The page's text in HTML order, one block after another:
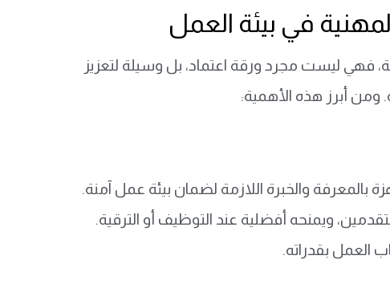
في بيئة العمل
ليست مجرد ورقة اعتماد، بل وسيلة لتعزيز
أبرز هذه الأهمية:
بالمعرفة والخبرة اللازمة لضمان بيئة عمل آمنة.
ويمنحه أفضلية عند التوظيف أو الترقية.
العمل بقدراته.